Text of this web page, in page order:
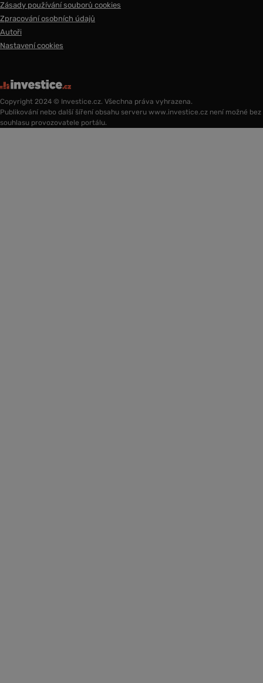
Zásady používání souborů cookies
Zpracování osobních údajů
Autoři
Nastavení cookies
Copyright 2024 © Investice.cz. Všechna práva vyhrazena.
Publikování nebo další šíření obsahu serveru www.investice.cz není možné bez
souhlasu provozovatele portálu.